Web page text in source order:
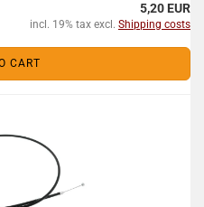
5,20 EUR
incl. 19% tax excl. Shipping costs
CART